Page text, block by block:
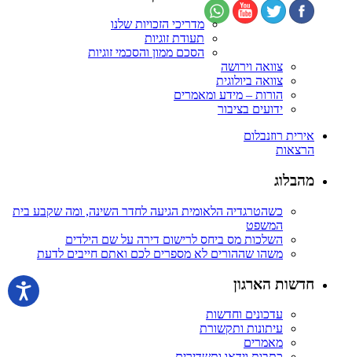
מדריכי הזכויות שלנו
תעודת זוגיות
הסכם ממון והסכמי זוגיות
צוואה וירושה
צוואה ביולוגית
הורות – מידע ומאמרים
ידועים בציבור
אירית רוזנבלום
הרצאות
מהבלוג
כשהטרגדיה הלאומית הגיעה לחדר השינה, ומה שקבע בית
המשפט
השלכות מס ביחס לרישום דירה על שם הילדים
משהו שההורים לא מספרים לכם ואתם חייבים לדעת
חדשות הארגון
עדכונים וחדשות
עיתונות ותקשורת
מאמרים